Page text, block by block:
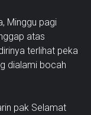
Minggu pagi
atas
terlihat peka
dialami bocah
pak Selamat